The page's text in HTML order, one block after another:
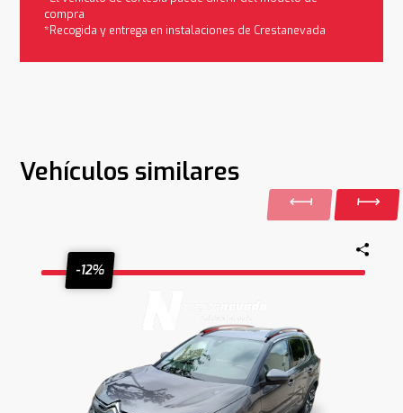
compra
*Recogida y entrega en instalaciones de Crestanevada
Vehículos similares
-12%